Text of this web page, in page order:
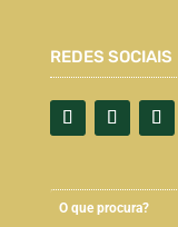
REDES SOCIAIS